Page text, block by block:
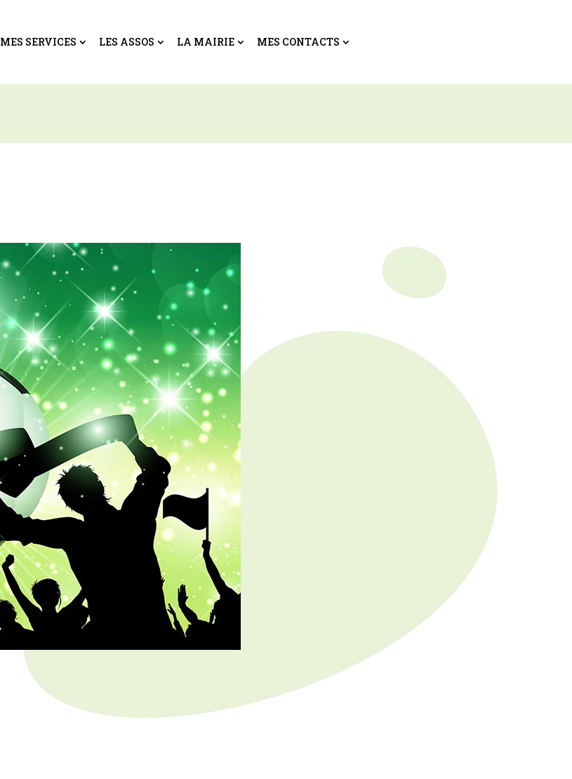
MES SERVICES LES ASSOS LA MAIRIE MES CONTACTS